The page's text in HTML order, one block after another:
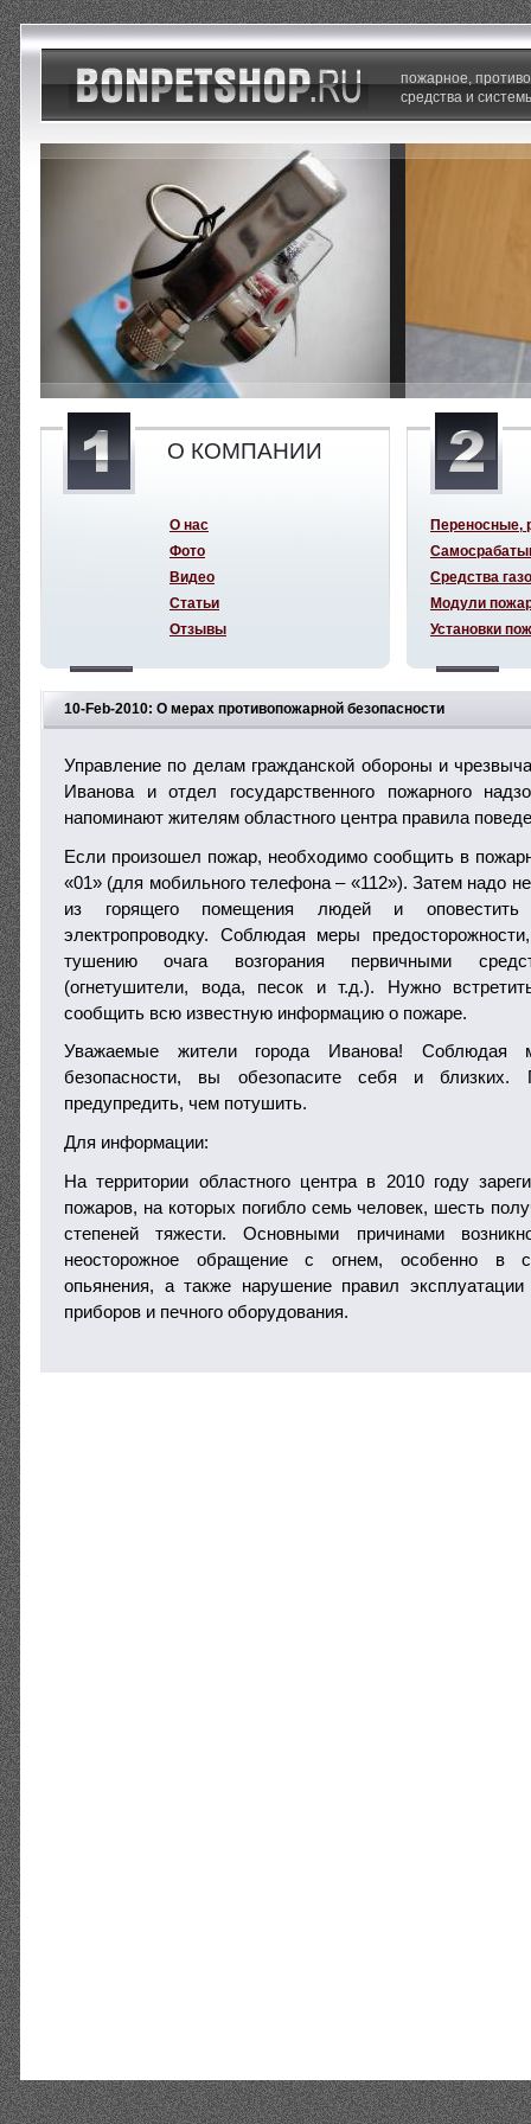
10-Feb-2010: О мерах противопожарной безопасности
Управление по делам гражданской обороны и
Иванова и отдел государственного пожарного
напоминают жителям областного центра правила
Если произошел пожар, необходимо сообщить в
«01» (для мобильного телефона – «112»). Затем надо
из горящего помещения людей и оповестить
электропроводку. Соблюдая меры
тушению очага возгорания первичными
(огнетушители, вода, песок и т.д.). Нужно
сообщить всю известную информацию о пожаре.
Уважаемые жители города Иванова! Соблюдая
безопасности, вы обезопасите себя и близких.
предупредить, чем потушить.
Для информации:
На территории областного центра в 2010 году
пожаров, на которых погибло семь человек, шесть
степеней тяжести. Основными причинами
неосторожное обращение с огнем, особенно в
опьянения, а также нарушение правил эксплуатации
приборов и печного оборудования.
пожарное,
средства и
О КОМПАНИИ
О нас
Фото
Видео
Статьи
Отзывы
Переносные,
Средства
Модули
Установки